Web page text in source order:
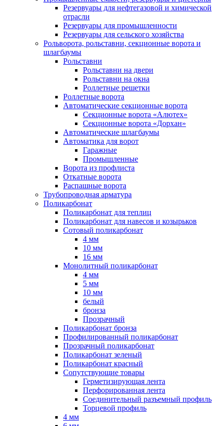
Резервуары для нефтегазовой и химической
отрасли
Резервуары для промышленности
Резервуары для сельского хозяйства
Рольворота, рольставни, секционные ворота и
шлагбаумы
Рольставни
Рольставни на двери
Рольставни на окна
Роллетные решетки
Роллетные ворота
Автоматические секционные ворота
Секционные ворота «Алютех»
Секционные ворота «Дорхан»
Автоматические шлагбаумы
Автоматика для ворот
Гаражные
Промышленные
Ворота из профлиста
Откатные ворота
Распашные ворота
Трубопроводная арматура
Поликарбонат
Поликарбонат для теплиц
Поликарбонат для навесов и козырьков
Сотовый поликарбонат
4 мм
10 мм
16 мм
Монолитный поликарбонат
4 мм
5 мм
10 мм
белый
бронза
Прозрачный
Поликарбонат бронза
Профилированный поликарбонат
Прозрачный поликарбонат
Поликарбонат зеленый
Поликарбонат красный
Сопутствующие товары
Герметизирующая лента
Перфорированная лента
Соединительный разъемный профиль
Торцевой профиль
4 мм